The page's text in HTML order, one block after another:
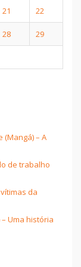
21 22
28 29
(Mangá) – A
de trabalho
da
Uma história